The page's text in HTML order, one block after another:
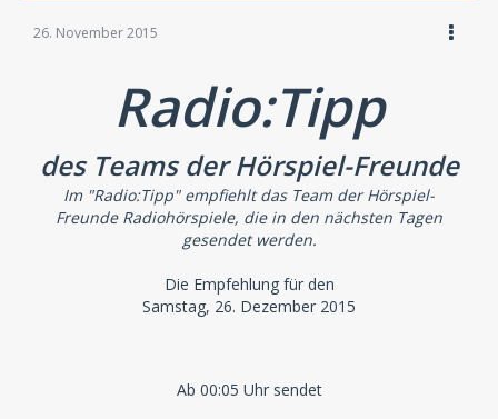
26. November 2015
Radio:Tipp
des Teams der Hörspiel-Freunde
Im "Radio:Tipp" empfiehlt das Team der Hörspiel-
Freunde Radiohörspiele, die in den nächsten Tagen
gesendet werden.
Die Empfehlung für den
Samstag, 26. Dezember 2015
Ab 00:05 Uhr sendet